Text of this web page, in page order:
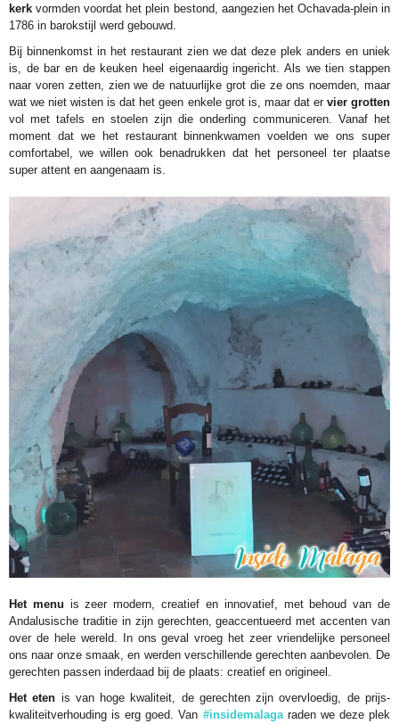
kerk vormden voordat het plein bestond, aangezien het Ochavada-plein in
1786 in barokstijl werd gebouwd.
Bij binnenkomst in het restaurant zien we dat deze plek anders en uniek
is, de bar en de keuken heel eigenaardig ingericht. Als we tien stappen
naar voren zetten, zien we de natuurlijke grot die ze ons noemden, maar
wat we niet wisten is dat het geen enkele grot is, maar dat ervier grotten
vol met tafels en stoelen zijn die onderling communiceren. Vanaf het
moment dat we het restaurant binnenkwamen voelden we ons super
comfortabel, we willen ook benadrukken dat het personeel ter plaatse
super attent en aangenaam is.
Het menu is zeer modern, creatief en innovatief, met behoud van de
Andalusische traditie in zijn gerechten, geaccentueerd met accenten van
over de hele wereld. In ons geval vroeg het zeer vriendelijke personeel
ons naar onze smaak, en werden verschillende gerechten aanbevolen. De
gerechten passen inderdaad bij de plaats: creatief en origineel.
Het eten is van hoge kwaliteit, de gerechten zijn overvloedig, de prijs-
kwaliteitverhouding is erg goed. Van #insidemalagaraden we deze plek